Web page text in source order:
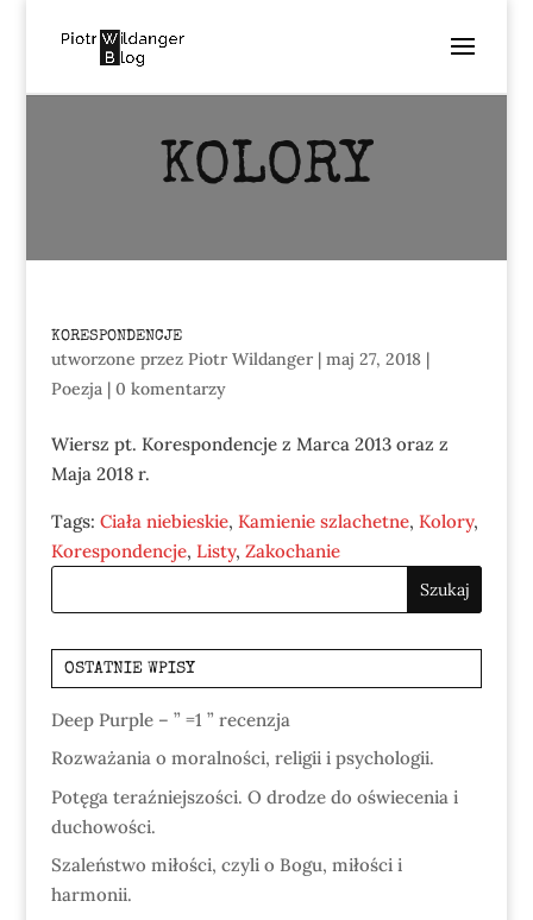
KOLORY
KORESPONDENCJE
utworzone przez Piotr Wildanger| maj 27, 2018|
Poezja| 0 komentarzy
Wiersz pt. Korespondencje z Marca 2013 oraz z
Maja 2018 r.
Tags: Ciała niebieskie, Kamienie szlachetne, Kolory,
Korespondencje, Listy, Zakochanie
OSTATNIE WPISY
Deep Purple – ” =1 ” recenzja
Rozważania o moralności, religii i psychologii.
Potęga teraźniejszości. O drodze do oświecenia i
duchowości.
Szaleństwo miłości, czyli o Bogu, miłości i
harmonii.